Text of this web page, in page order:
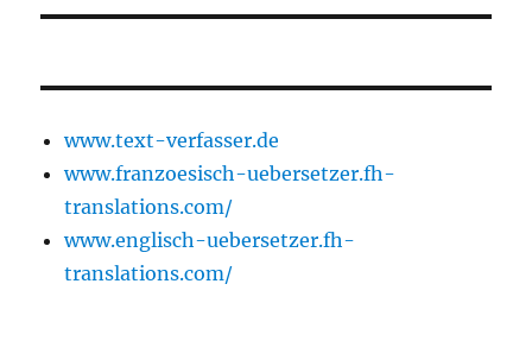
www.text-verfasser.de
www.franzoesisch-uebersetzer.fh-
translations.com/
www.englisch-uebersetzer.fh-
translations.com/